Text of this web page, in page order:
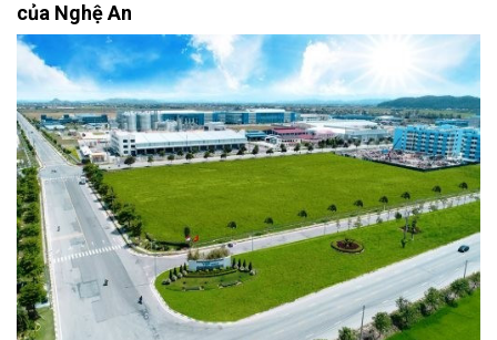
của Nghệ An